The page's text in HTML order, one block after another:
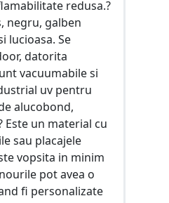
redusa.?
negru, galben
lucioasa. Se
datorita
vacuumabile si
uv pentru
alucobond,
un material cu
sau placajele
vopsita in minim
pot avea o
fi personalizate